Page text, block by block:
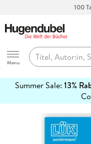
100
Hugendubel
Menu
Summer Sale: 13%
erfahren